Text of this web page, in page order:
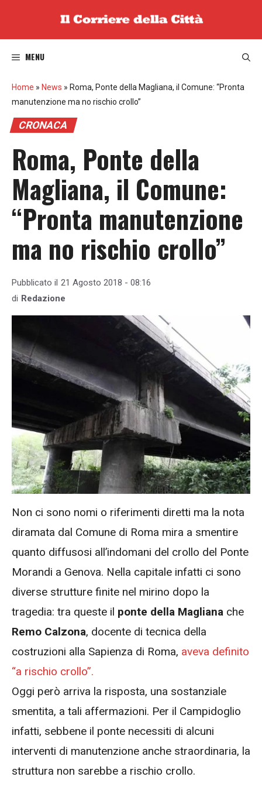
MENU
Home » News » Roma, Ponte della Magliana, il Comune: “Pronta
manutenzione ma no rischio crollo”
CRONACA
Roma, Ponte della
Magliana, il Comune:
“Pronta manutenzione
ma no rischio crollo”
Pubblicato il 21 Agosto 2018 - 08:16
di Redazione
Non ci sono nomi o riferimenti diretti ma la nota
diramata dal Comune di Roma mira a smentire
quanto diffusosi all’indomani del crollo del Ponte
Morandi a Genova. Nella capitale infatti ci sono
diverse strutture finite nel mirino dopo la
tragedia: tra queste il ponte della Magliana che
Remo Calzona, docente di tecnica della
costruzioni alla Sapienza di Roma, aveva definito
“a rischio crollo”.
Oggi però arriva la risposta, una sostanziale
smentita, a tali affermazioni. Per il Campidoglio
infatti, sebbene il ponte necessiti di alcuni
interventi di manutenzione anche straordinaria, la
struttura non sarebbe a rischio crollo.